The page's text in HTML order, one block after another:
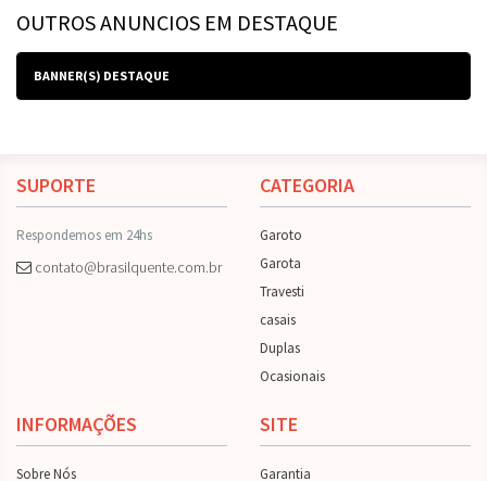
OUTROS ANUNCIOS EM DESTAQUE
BANNER(S) DESTAQUE
SUPORTE
Respondemos em 24hs
contato@brasilquente.com.br
CATEGORIA
Garoto
Garota
Travesti
casais
Duplas
Ocasionais
INFORMAÇÕES
Sobre Nós
SITE
Garantia